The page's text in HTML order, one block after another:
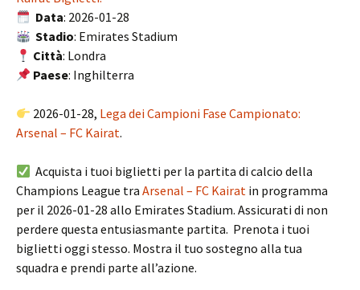
Data: 2026-01-28
Stadio: Emirates Stadium
Città: Londra
Paese: Inghilterra
2026-01-28, Lega dei Campioni Fase Campionato:
Arsenal – FC Kairat.
Acquista i tuoi biglietti per la partita di calcio della
Champions League tra Arsenal – FC Kairat in programma
per il 2026-01-28 allo Emirates Stadium. Assicurati di non
perdere questa entusiasmante partita. Prenota i tuoi
biglietti oggi stesso. Mostra il tuo sostegno alla tua
squadra e prendi parte all’azione.